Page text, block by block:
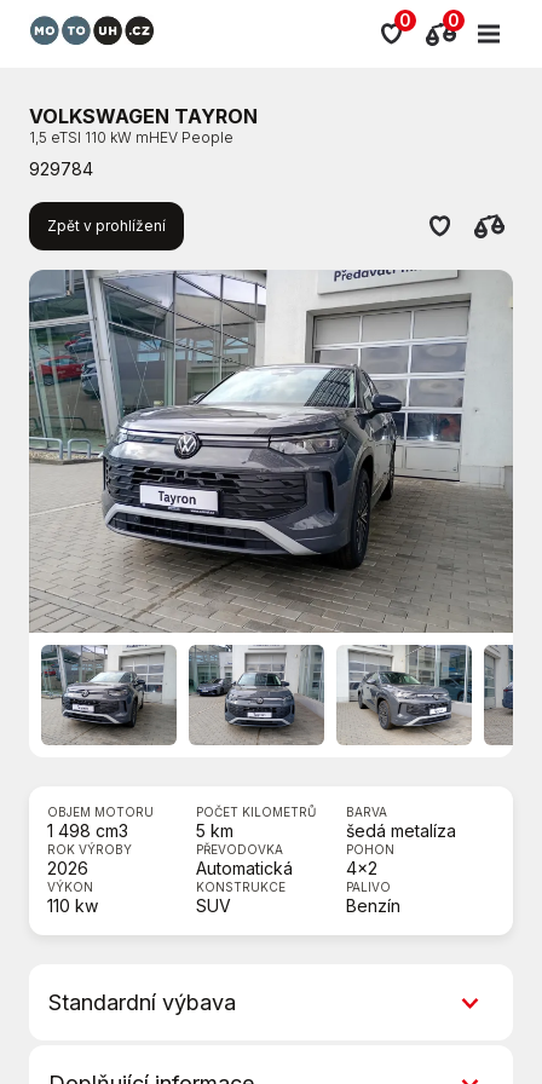
0 0
VOLKSWAGEN TAYRON
1,5 eTSI 110 kW mHEV People
929784
Zpět v prohlížení
OBJEM MOTORU
1 498 cm3
POČET KILOMETRŮ
5 km
BARVA
šedá metalíza
ROK VÝROBY
2026
PŘEVODOVKA
Automatická
POHON
4x2
VÝKON
110 kw
KONSTRUKCE
SUV
PALIVO
Benzín
Standardní výbava